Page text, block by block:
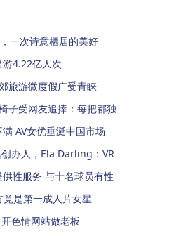
一次诗意栖居的美好
4.22亿人次
旅游微度假广受青睐
子受网友追捧：每把都独
AV女优垂涎中国市场
办人，Ela Darling：VR
性服务 与十名球员有性
是第一成人片女星
色情网站做老板